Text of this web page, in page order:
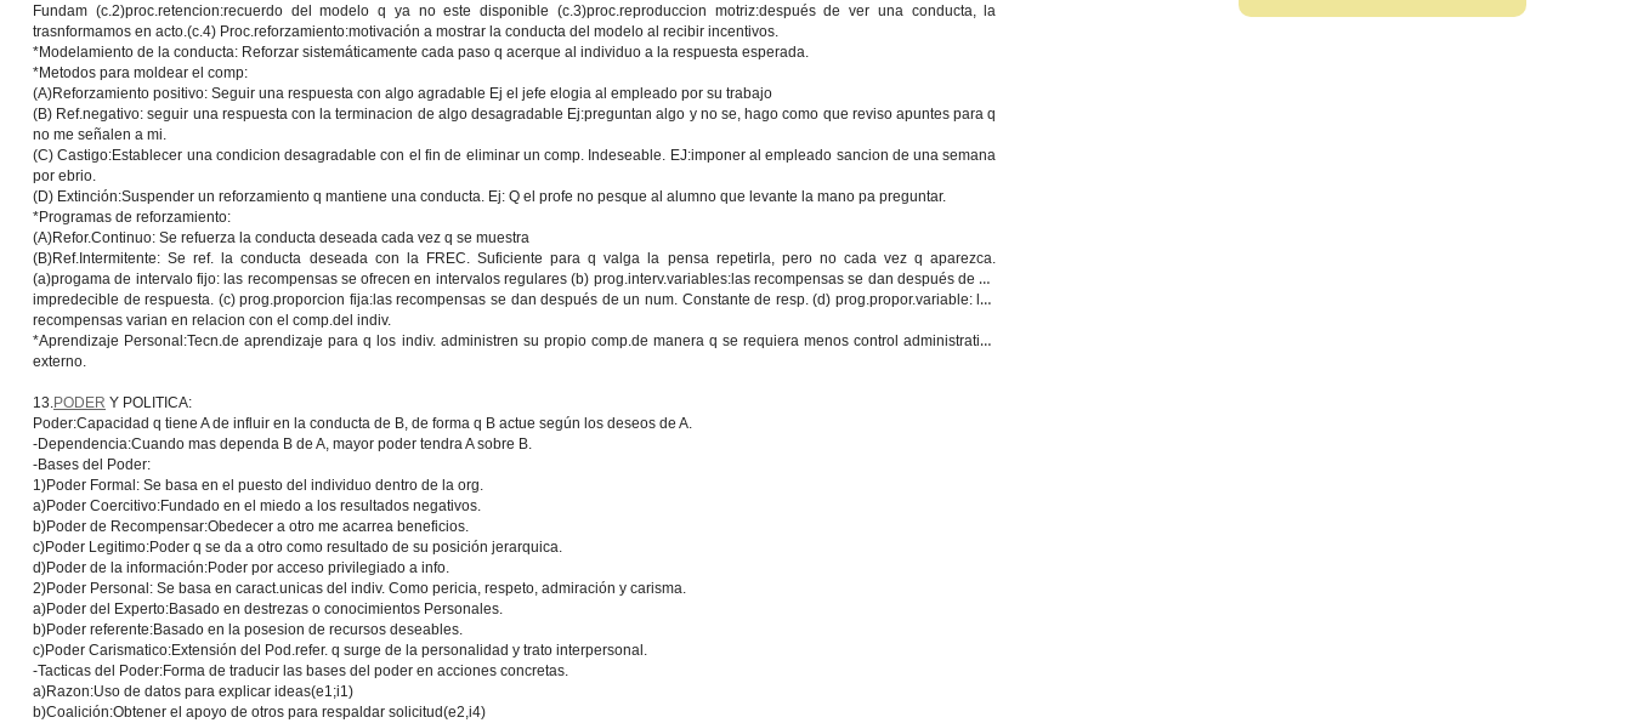
Fundam (c.2)proc.retencion:recuerdo del modelo q ya no este disponible (c.3)proc.reproduccion motriz:después de ver una conducta, la
trasnformamos en acto.(c.4) Proc.reforzamiento:motivación a mostrar la conducta del modelo al recibir incentivos.
*Modelamiento de la conducta: Reforzar sistemáticamente cada paso q acerque al individuo a la respuesta esperada.
*Metodos para moldear el comp:
(A)Reforzamiento positivo: Seguir una respuesta con algo agradable Ej el jefe elogia al empleado por su trabajo
(B) Ref.negativo: seguir una respuesta con la terminacion de algo desagradable Ej:preguntan algo y no se, hago como que reviso apuntes para q
no me señalen a mi.
(C) Castigo:Establecer una condicion desagradable con el fin de eliminar un comp. Indeseable. EJ:imponer al empleado sancion de una semana
por ebrio.
(D) Extinción:Suspender un reforzamiento q mantiene una conducta. Ej: Q el profe no pesque al alumno que levante la mano pa preguntar.
*Programas de reforzamiento:
(A)Refor.Continuo: Se refuerza la conducta deseada cada vez q se muestra
(B)Ref.Intermitente: Se ref. la conducta deseada con la FREC. Suficiente para q valga la pensa repetirla, pero no cada vez q aparezca.
(a)progama de intervalo fijo:las recompensas se ofrecen en intervalos regulares (b) prog.interv.variables:las recompensas se dan después de un
impredecible de respuesta. (c)prog.proporcion fija:las recompensas se dan después de un num. Constante de resp. (d) prog.propor.variable: las
recompensas varian en relacion con el comp.del indiv.
*Aprendizaje Personal:Tecn.de aprendizaje para q los indiv. administren su propio comp.de manera q se requiera menos control administrativo
externo.
13.PODER Y POLITICA:
Poder:Capacidad q tiene A de influir en la conducta de B, de forma q B actue según los deseos de A.
-Dependencia:Cuando mas dependa B de A, mayor poder tendra A sobre B.
-Bases del Poder:
1)Poder Formal: Se basa en el puesto del individuo dentro de la org.
a)Poder Coercitivo:Fundado en el miedo a los resultados negativos.
b)Poder de Recompensar:Obedecer a otro me acarrea beneficios.
c)Poder Legitimo:Poder q se da a otro como resultado de su posición jerarquica.
d)Poder de la información:Poder por acceso privilegiado a info.
2)Poder Personal: Se basa en caract.unicas del indiv. Como pericia, respeto, admiración y carisma.
a)Poder del Experto:Basado en destrezas o conocimientos Personales.
b)Poder referente:Basado en la posesion de recursos deseables.
c)Poder Carismatico:Extensión del Pod.refer. q surge de la personalidad y trato interpersonal.
-Tacticas del Poder:Forma de traducir las bases del poder en acciones concretas.
a)Razon:Uso de datos para explicar ideas(e1;i1)
b)Coalición:Obtener el apoyo de otros para respaldar solicitud(e2,i4)